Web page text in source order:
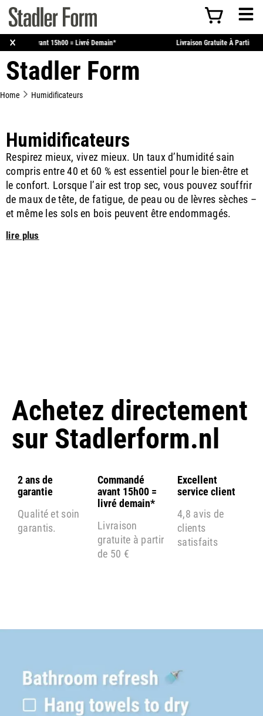
× Commandé Avant 15h00 = Livré Demain* Livraison Gratuite
Stadler Form
Home Humidificateurs
Humidificateurs
Respirez mieux, vivez mieux. Un taux d’humidité sain
compris entre 40 et 60 % est essentiel pour le bien-être et
le confort. Lorsque l’air est trop sec, vous pouvez souffrir
de maux de tête, de fatigue, de peau ou de lèvres sèches –
et même les sols en bois peuvent être endommagés.
lire plus
Achetez directement
sur Stadlerform.nl
2 ans de
garantie
Qualité et soin
garantis.
Commandé
avant 15h00 =
livré demain*
Livraison
gratuite à partir
de 50 €
Excellent
service client
4,8 avis de
clients
satisfaits